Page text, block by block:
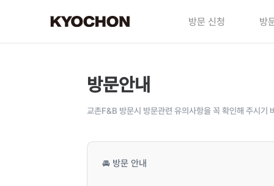
방문 신청 방
방문안내
교촌F&B 방문시 방문관련 유의사항을 꼭 확인해 주시기